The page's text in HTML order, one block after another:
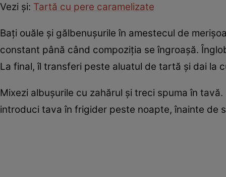
Vezi şi: Tartă cu pere caramelizate
Bați ouăle și gălbenușurile în amestecul de
constant până când compoziţia se îngroaşă.
La final, îl transferi peste aluatul de tartă şi dai la
Mixezi albușurile cu zahărul şi treci spuma în
introduci tava în frigider peste noapte, înainte de